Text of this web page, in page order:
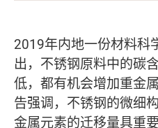
2019年内地一份材料科
出，不锈钢原料中的碳
低，都有机会增加重金
告强调，不锈钢的微细
金属元素的迁移量具重